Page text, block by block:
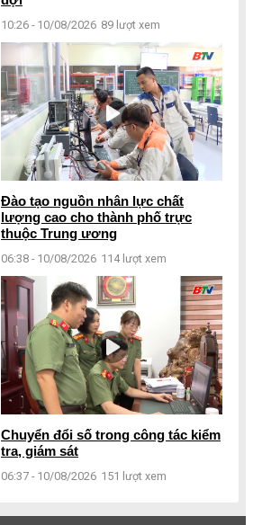
10:26 - 10/08/2026 89 lượt xem
Đào tạo nguồn nhân lực chất
lượng cao cho thành phố trực
thuộc Trung ương
06:38 - 10/08/2026 114 lượt xem
Chuyển đổi số trong công tác kiểm
tra, giám sát
06:37 - 10/08/2026 151 lượt xem